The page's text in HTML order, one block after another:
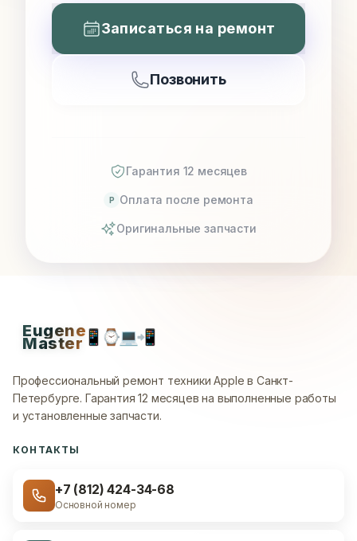
Записаться на ремонт
Позвонить
Гарантия 12 месяцев
P Оплата после ремонта
Оригинальные запчасти
Eugene
Master📱 ⌚💻📲
Профессиональный ремонт техники Apple в Санкт-
Петербурге. Гарантия 12 месяцев на выполненные работы
и установленные запчасти.
КОНТАКТЫ
+7 (812) 424-34-68
Основной номер